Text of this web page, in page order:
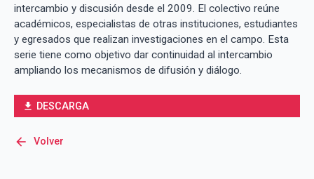
intercambio y discusión desde el 2009. El colectivo reúne
académicos, especialistas de otras instituciones, estudiantes
y egresados que realizan investigaciones en el campo. Esta
serie tiene como objetivo dar continuidad al intercambio
ampliando los mecanismos de difusión y diálogo.
file_download DESCARGA
arrow_back Volver